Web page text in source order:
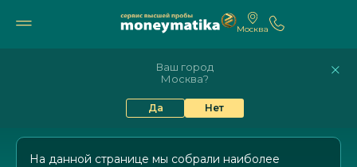
Москва
Ваш город
Москва?
Да Нет
9%
15 ГЛАВНЫХ ВОПРОСОВ ПРО ЗОЛОТО
На данной странице мы собрали наиболее